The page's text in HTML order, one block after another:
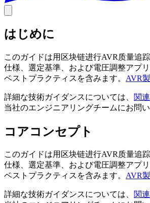
はじめに
このガイドは用区块链进行AVR质量追
仕様、選定基準、および電圧調整アプ
ベストプラクティスを含みます。 AVR
詳細な技術ガイダンスについては、 関
当社のエンジニアリングチームにお問い
コアコンセプト
このガイドは用区块链进行AVR质量追
仕様、選定基準、および電圧調整アプ
ベストプラクティスを含みます。 AVR
詳細な技術ガイダンスについては、 関